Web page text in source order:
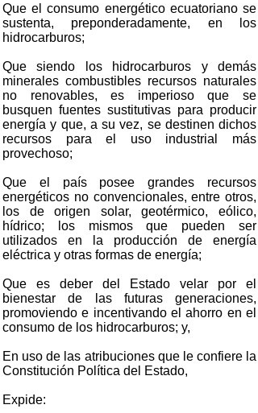
Que el consumo energético ecuatoriano se
sustenta, preponderadamente, en los
hidrocarburos;
Que siendo los hidrocarburos y demás
minerales combustibles recursos naturales
no renovables, es imperioso que se
busquen fuentes sustitutivas para producir
energía y que, a su vez, se destinen dichos
recursos para el uso industrial más
provechoso;
Que el país posee grandes recursos
energéticos no convencionales, entre otros,
los de origen solar, geotérmico, eólico,
hídrico; los mismos que pueden ser
utilizados en la producción de energía
eléctrica y otras formas de energía;
Que es deber del Estado velar por el
bienestar de las futuras generaciones,
promoviendo e incentivando el ahorro en el
consumo de los hidrocarburos; y,
En uso de las atribuciones que le confiere la
Constitución Política del Estado,
Expide: